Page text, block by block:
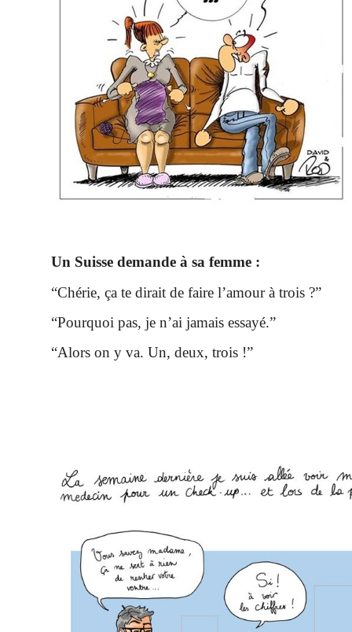
Un Suisse demande à sa femme :
“Chérie, ça te dirait de faire l’amour à trois ?”
“Pourquoi pas, je n’ai jamais essayé.”
“Alors on y va. Un, deux, trois !”